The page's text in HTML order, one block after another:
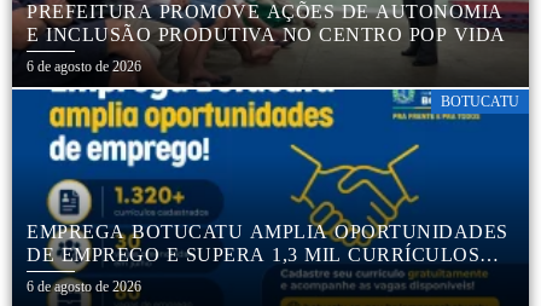
PREFEITURA PROMOVE AÇÕES DE AUTONOMIA
E INCLUSÃO PRODUTIVA NO CENTRO POP VIDA
6 de agosto de 2026
BOTUCATU
EMPREGA BOTUCATU AMPLIA OPORTUNIDADES
DE EMPREGO E SUPERA 1,3 MIL CURRÍCULOS
CADASTRADOS
6 de agosto de 2026